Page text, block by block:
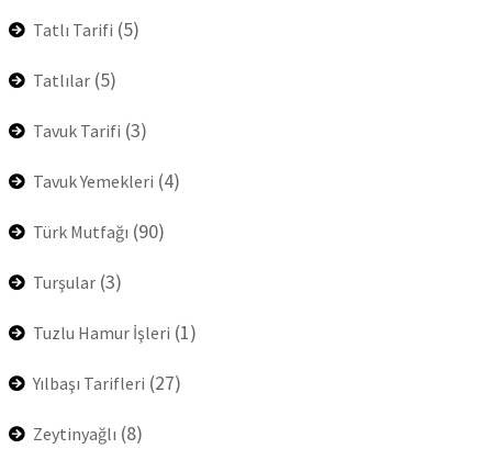
Tatlı Tarifi (5)
Tatlılar (5)
Tavuk Tarifi (3)
Tavuk Yemekleri (4)
Türk Mutfağı (90)
Turşular (3)
Tuzlu Hamur İşleri (1)
Yılbaşı Tarifleri (27)
Zeytinyağlı (8)